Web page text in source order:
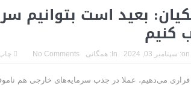
برخی گزارش‌ها موجب گستاخ‌تر شدن حکومت ایران
سپاه پاسداران: رهگیری اهداف متخاصم در نزدیکی جزیره
تفاهم هرمز پایان بحران نیست؛ خطر جنگ همچنان
و معاونش به اقدام تفرقه‌افکنان/سفر ژنرال منیر به
بعید است بتوانیم
کنیم
on: سپتامبر 03, 2024 In: همگانی No Comments
می‌دهیم، عملا در جذب سرمایه‌های خارجی هم